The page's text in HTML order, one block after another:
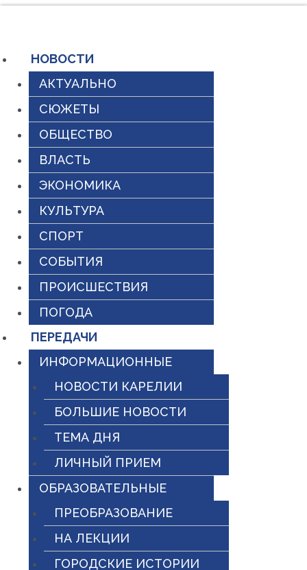
содержимому
НОВОСТИ
АКТУАЛЬНО
СЮЖЕТЫ
ОБЩЕСТВО
ВЛАСТЬ
ЭКОНОМИКА
КУЛЬТУРА
СПОРТ
СОБЫТИЯ
ПРОИСШЕСТВИЯ
ПОГОДА
ПЕРЕДАЧИ
ИНФОРМАЦИОННЫЕ
НОВОСТИ КАРЕЛИИ
БОЛЬШИЕ НОВОСТИ
ТЕМА ДНЯ
ЛИЧНЫЙ ПРИЕМ
ОБРАЗОВАТЕЛЬНЫЕ
ПРЕОБРАЗОВАНИЕ
НА ЛЕКЦИИ
ГОРОДСКИЕ ИСТОРИИ